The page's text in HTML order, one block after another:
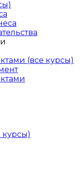
(все курсы)
курсы)